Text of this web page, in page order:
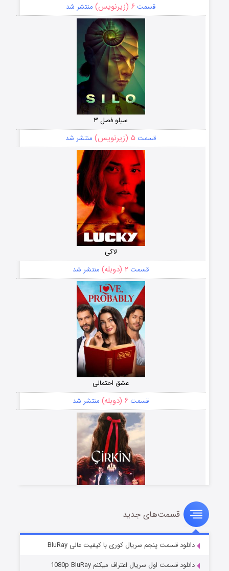
قسمت ۶ (زیرنویس) منتشر شد
سیلو فصل ۳
قسمت ۵ (زیرنویس) منتشر شد
لاکی
قسمت ۲ (دوبله) منتشر شد
عشق احتمالی
قسمت ۶ (دوبله) منتشر شد
سریال زشت
قسمت۵ (زیرنویس) منتشر شد
قسمت‌های جدید
دانلود قسمت پنجم سریال کوری با کیفیت عالی BluRay
دانلود قسمت اول سریال اعتراف میکنم 1080p BluRay